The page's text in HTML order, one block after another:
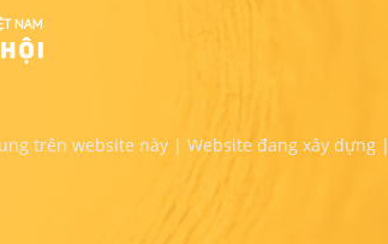
trên website này | Website đang xây dựng |